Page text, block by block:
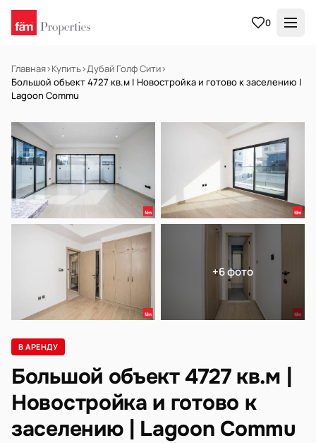
0
Главная›Купить›Дубай Голф Сити›
Большой объект 4727 кв.м | Новостройка и готово к заселению |
Lagoon Commu
В АРЕНДУ Готов к заселению
+6 фото
В АРЕНДУ
Большой объект 4727 кв.м |
Новостройка и готово к
заселению | Lagoon Commu